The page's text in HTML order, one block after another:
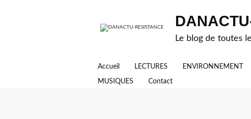
Le blog de toutes
Accueil LECTURES ENVIRONNEMENT
MUSIQUES Contact